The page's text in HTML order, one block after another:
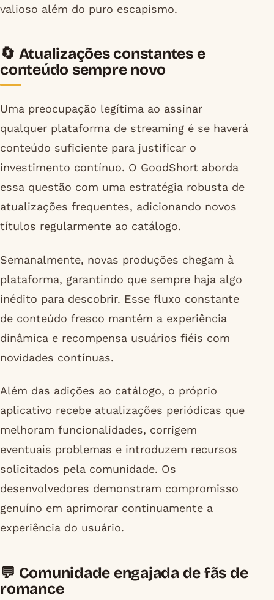
valioso além do puro escapismo.
🔄 Atualizações constantes e
conteúdo sempre novo
Uma preocupação legítima ao assinar
qualquer plataforma de streaming é se haverá
conteúdo suficiente para justificar o
investimento contínuo. O GoodShort aborda
essa questão com uma estratégia robusta de
atualizações frequentes, adicionando novos
títulos regularmente ao catálogo.
Semanalmente, novas produções chegam à
plataforma, garantindo que sempre haja algo
inédito para descobrir. Esse fluxo constante
de conteúdo fresco mantém a experiência
dinâmica e recompensa usuários fiéis com
novidades contínuas.
Além das adições ao catálogo, o próprio
aplicativo recebe atualizações periódicas que
melhoram funcionalidades, corrigem
eventuais problemas e introduzem recursos
solicitados pela comunidade. Os
desenvolvedores demonstram compromisso
genuíno em aprimorar continuamente a
experiência do usuário.
💬 Comunidade engajada de fãs de
romance